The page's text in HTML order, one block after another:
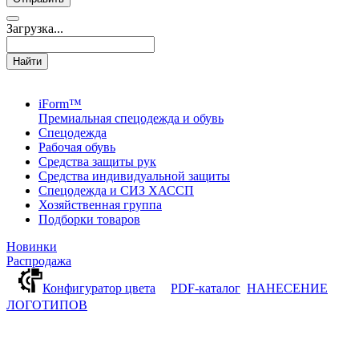
Загрузка...
Найти
iForm™
Премиальная спецодежда и обувь
Спецодежда
Рабочая обувь
Средства защиты рук
Средства индивидуальной защиты
Спецодежда и СИЗ ХАССП
Хозяйственная группа
Подборки товаров
Новинки
Распродажа
Конфигуратор цвета
PDF-каталог НАНЕСЕНИЕ
ЛОГОТИПОВ